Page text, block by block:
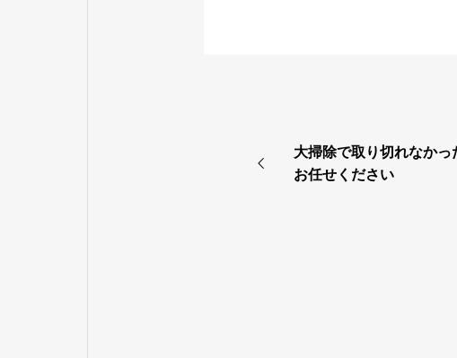
大掃除で取り切れなかっ
お任せください